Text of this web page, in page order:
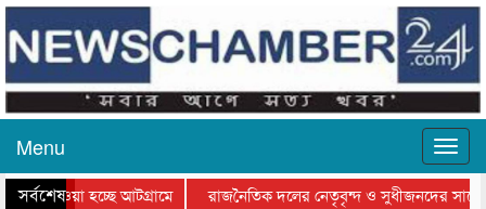
Menu
সর্বশেষ
যাওয়া হচ্ছে আটগ্রামে
রাজনৈতিক দলের নেতৃবৃন্দ ও সুধীজনদের সাথে